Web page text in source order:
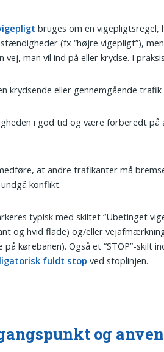
bruges om en vigepligtsregel,
(fx “højre vigepligt”),
vej, man vil ind på eller krydse. I
krydsende eller gennemgående
i god tid og være forberedt på
at andre trafikanter må
konflikt.
typisk med skiltet “Ubetinget
og hvid flade) og/eller
kørebanen). Også et “STOP”-skilt
fuldt stop ved stoplinjen.
og